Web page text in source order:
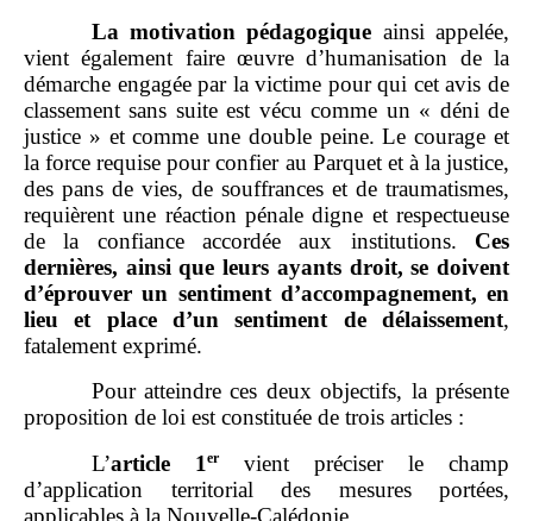
La motivation pédagogique ainsi appelée,
vient également faire œuvre d’humanisation de la
démarche engagée par la victime pour qui cet avis de
classement sans suite est vécu comme un « déni de
justice » et comme une double peine. Le courage et
la force requise pour confier au Parquet et à la justice,
des pans de vies, de souffrances et de traumatismes,
requièrent une réaction pénale digne et respectueuse
de la confiance accordée aux institutions. Ces
dernières, ainsi que leurs ayants droit, se doivent
d’éprouver un sentiment d’accompagnement, en
lieu et place d’un sentiment de délaissement,
fatalement exprimé.
Pour atteindre ces deux objectifs, la présente
proposition de loi est constituée de trois articles :
L’article 1 er
vient préciser le champ
d’application territorial des mesures portées,
applicables à la Nouvelle‑Calédonie.